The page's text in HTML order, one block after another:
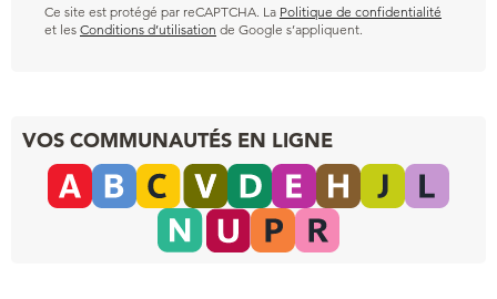
Ce site est protégé par reCAPTCHA. La Politique de confidentialité
et les Conditions d’utilisation de Google s’appliquent.
VOS COMMUNAUTÉS EN LIGNE